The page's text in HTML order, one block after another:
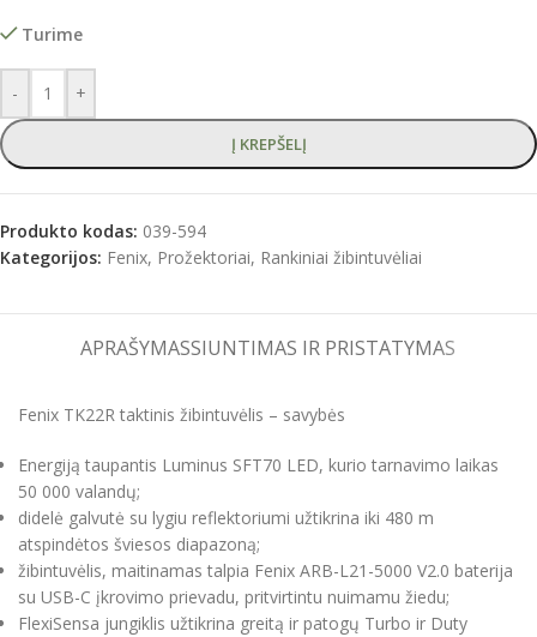
Turime
- +
Į KREPŠELĮ
Produkto kodas: 039-594
Kategorijos: Fenix, Prožektoriai, Rankiniai žibintuvėliai
APRAŠYMASSIUNTIMAS IR PRISTATYMAS
Fenix ​​​​TK22R taktinis žibintuvėlis – savybės
Energiją taupantis Luminus SFT70 LED, kurio tarnavimo laikas
50 000 valandų;
didelė galvutė su lygiu reflektoriumi užtikrina iki 480 m
atspindėtos šviesos diapazoną;
žibintuvėlis, maitinamas talpia Fenix ​​​​ARB-L21-5000 V2.0 baterija
su USB-C įkrovimo prievadu, pritvirtintu nuimamu žiedu;
FlexiSensa jungiklis užtikrina greitą ir patogų Turbo ir Duty